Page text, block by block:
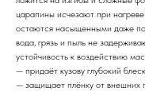
царапины исчезают при
остаются насыщенными даже
вода, грязь и пыль не
устойчивость к воздействию
— придаёт кузову глубокий
— защищает плёнку от внешних